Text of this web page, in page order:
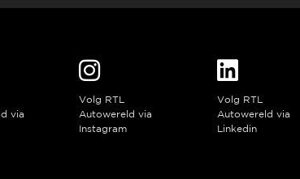
via
Volg RTL
Autowereld via
Instagram
Volg RTL
Autowereld via
Linkedin